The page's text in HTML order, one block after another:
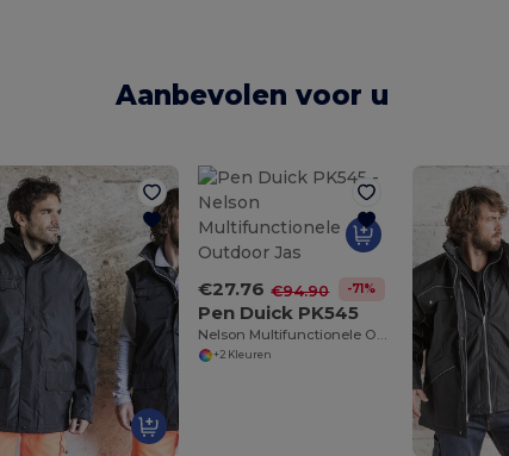
Aanbevolen voor u
€27.76 €94.90 -71%
Pen Duick PK545
+2 Kleuren